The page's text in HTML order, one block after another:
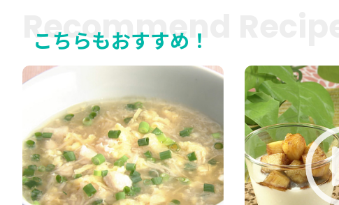
こちらもおすすめ！
Recommend Recipe